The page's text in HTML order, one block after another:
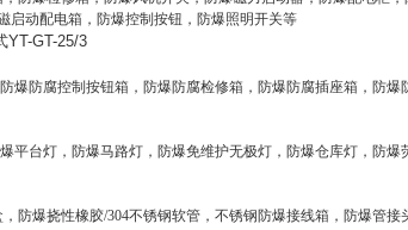
启动配电箱，防爆控制按钮，防爆照明开关等
YT-GT-25/3
爆防腐控制按钮箱，防爆防腐检修箱，防爆防腐插座箱，防
平台灯，防爆马路灯，防爆免维护无极灯，防爆仓库灯，防
防爆挠性橡胶/304不锈钢软管，不锈钢防爆接线箱，防爆管